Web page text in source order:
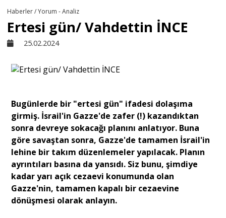
Sivil Toplum
Kültür - Sanat
Ekonomi
Dünya
Yorum - Analiz
Haberler / Yorum - Analiz
Ertesi gün/ Vahdettin İNCE
25.02.2024
Bugünlerde bir "ertesi gün" ifadesi dolaşıma
girmiş. İsrail'in Gazze'de zafer (!) kazandıktan
sonra devreye sokacağı planını anlatıyor. Buna
göre savaştan sonra, Gazze'de tamamen İsrail'in
lehine bir takım düzenlemeler yapılacak. Planın
ayrıntıları basına da yansıdı. Siz bunu, şimdiye
kadar yarı açık cezaevi konumunda olan
Gazze'nin, tamamen kapalı bir cezaevine
dönüşmesi olarak anlayın.